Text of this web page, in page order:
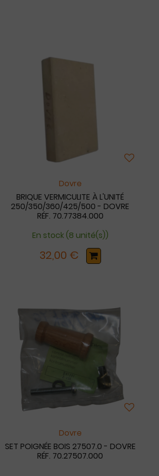
Dovre
BRIQUE VERMICULITE À L'UNITÉ
250/350/360/425/500 - DOVRE
RÉF. 70.77384.000
En stock (8 unité(s))
32,00 €
Dovre
SET POIGNÉE BOIS 27507.0 - DOVRE
RÉF. 70.27507.000